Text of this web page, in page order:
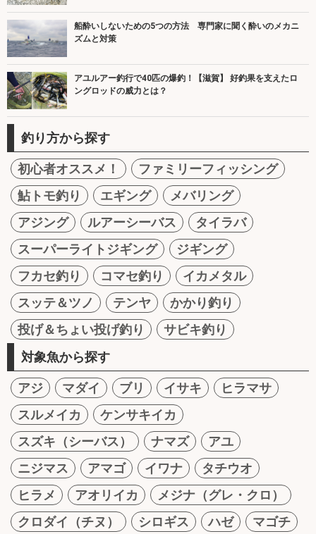
船酔いしないための5つの方法 専門家に聞く酔いのメカニ
ズムと対策
アユルアー釣行で40匹の爆釣！【滋賀】 好釣果を支えたロ
ングロッドの威力とは？
釣り方から探す
初心者オススメ！
ファミリーフィッシング
鮎トモ釣り
エギング
メバリング
アジング
ルアーシーバス
タイラバ
スーパーライトジギング
ジギング
フカセ釣り
コマセ釣り
イカメタル
スッテ＆ツノ
テンヤ
かかり釣り
投げ＆ちょい投げ釣り
サビキ釣り
対象魚から探す
アジ マダイ ブリ イサキ
ヒラマサ
スルメイカ
ケンサキイカ
スズキ（シーバス）
ナマズ
アユ
ニジマス
アマゴ イワナ
タチウオ
ヒラメ
アオリイカ
メジナ（グレ・クロ）
クロダイ（チヌ）
シロギス ハゼ
マゴチ